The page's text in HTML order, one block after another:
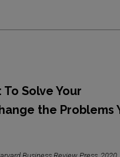
To Solve Your
the Problems